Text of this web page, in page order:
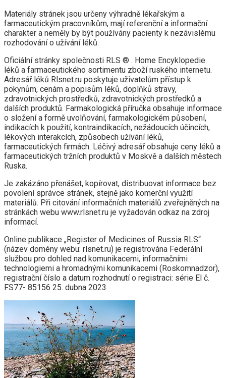
Materiály stránek jsou určeny výhradně lékařským a
farmaceutickým pracovníkům, mají referenční a informační
charakter a neměly by být používány pacienty k nezávislému
rozhodování o užívání léků.
Oficiální stránky společnosti RLS ® . Home Encyklopedie
léků a farmaceutického sortimentu zboží ruského internetu.
Adresář léků Rlsnet.ru poskytuje uživatelům přístup k
pokynům, cenám a popisům léků, doplňků stravy,
zdravotnických prostředků, zdravotnických prostředků a
dalších produktů. Farmakologická příručka obsahuje informace
o složení a formě uvolňování, farmakologickém působení,
indikacích k použití, kontraindikacích, nežádoucích účincích,
lékových interakcích, způsobech užívání léků,
farmaceutických firmách. Léčivý adresář obsahuje ceny léků a
farmaceutických tržních produktů v Moskvě a dalších městech
Ruska.
Je zakázáno přenášet, kopírovat, distribuovat informace bez
povolení správce stránek, stejně jako komerční využití
materiálů. Při citování informačních materiálů zveřejněných na
stránkách webu www.rlsnet.ru je vyžadován odkaz na zdroj
informací.
Online publikace „Register of Medicines of Russia RLS“
(název domény webu: rlsnet.ru) je registrována Federální
službou pro dohled nad komunikacemi, informačními
technologiemi a hromadnými komunikacemi (Roskomnadzor),
registrační číslo a datum rozhodnutí o registraci: série El č.
FS77- 85156 25. dubna 2023